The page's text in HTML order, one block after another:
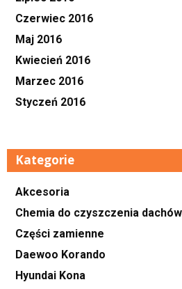
Czerwiec 2016
Maj 2016
Kwiecień 2016
Marzec 2016
Styczeń 2016
Kategorie
Akcesoria
Chemia do czyszczenia
Części zamienne
Daewoo Korando
Hyundai Kona